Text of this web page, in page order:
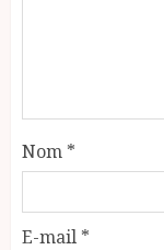
Nom *
E-mail *